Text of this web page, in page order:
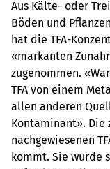
Aus Kälte- oder
Böden und
hat die TFA-
«markanten
zugenommen.
TFA von einem
allen anderen
Kontaminant». Die
nachgewiesenen
kommt. Sie wurde